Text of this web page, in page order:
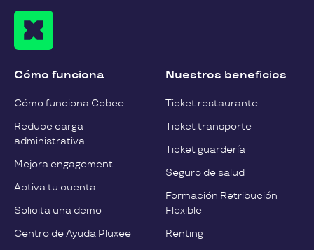
Cómo funciona
Cómo funciona Cobee
Reduce carga
administrativa
Mejora engagement
Activa tu cuenta
Solicita una demo
Centro de Ayuda Pluxee
Nuestros beneficios
Ticket restaurante
Ticket transporte
Ticket guardería
Seguro de salud
Formación Retribución
Flexible
Renting